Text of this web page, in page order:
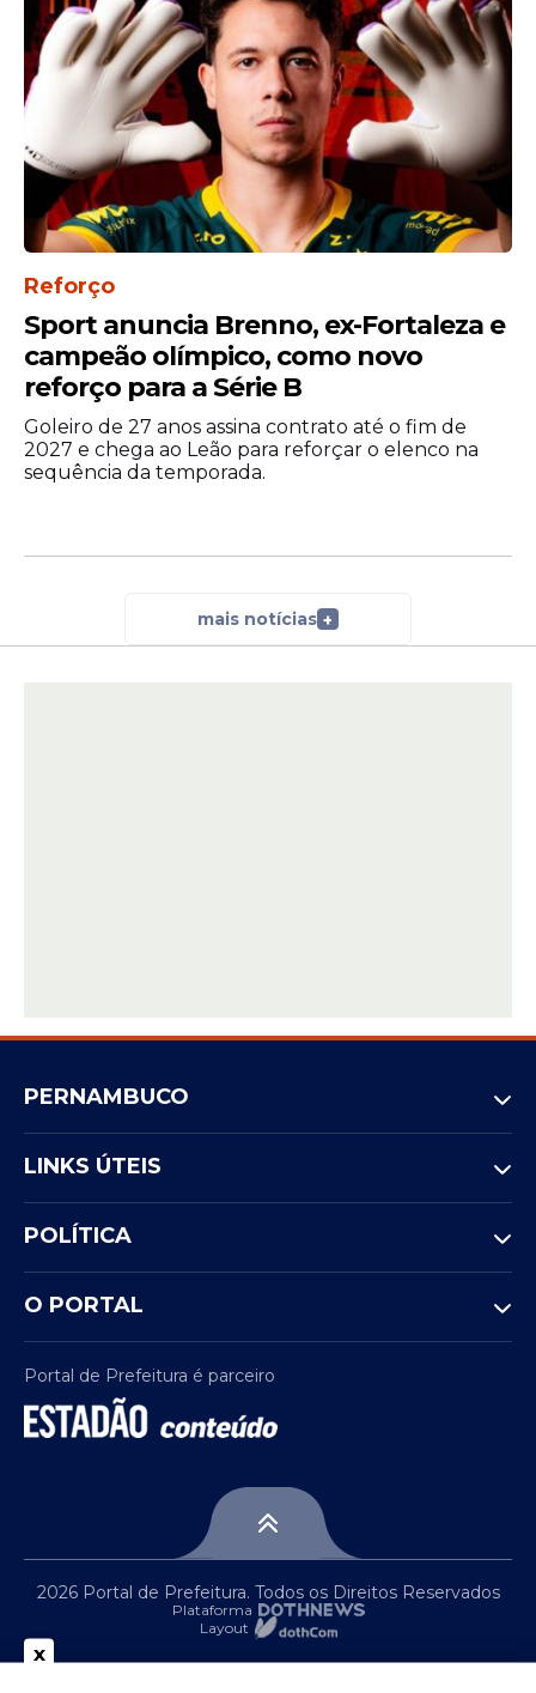
Reforço
Sport anuncia Brenno, ex-Fortaleza e
campeão olímpico, como novo
reforço para a Série B
Goleiro de 27 anos assina contrato até o fim de
2027 e chega ao Leão para reforçar o elenco na
sequência da temporada.
mais notícias +
PERNAMBUCO
LINKS ÚTEIS
POLÍTICA
O PORTAL
Portal de Prefeitura é parceiro
2026 Portal de Prefeitura. Todos os Direitos Reservados
Plataforma
Layout
x